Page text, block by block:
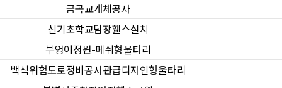
금곡교개체공사
신기초학교담장휀스설치
부엉이정원-메쉬형울타리
백석위험도로정비공사관급디자인형울타리